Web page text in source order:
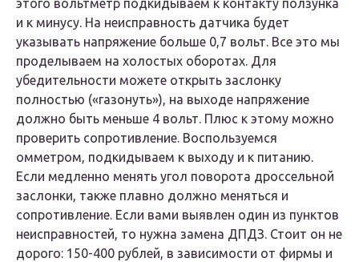
этого вольтметр подкидываем к контакту ползунка
и к минусу. На неисправность датчика будет
указывать напряжение больше 0,7 вольт. Все это мы
проделываем на холостых оборотах. Для
убедительности можете открыть заслонку
полностью («газонуть»), на выходе напряжение
должно быть меньше 4 вольт. Плюс к этому можно
проверить сопротивление. Воспользуемся
омметром, подкидываем к выходу и к питанию.
Если медленно менять угол поворота дроссельной
заслонки, также плавно должно меняться и
сопротивление. Если вами выявлен один из пунктов
неисправностей, то нужна замена ДПДЗ. Стоит он не
дорого: 150-400 рублей, в зависимости от фирмы и